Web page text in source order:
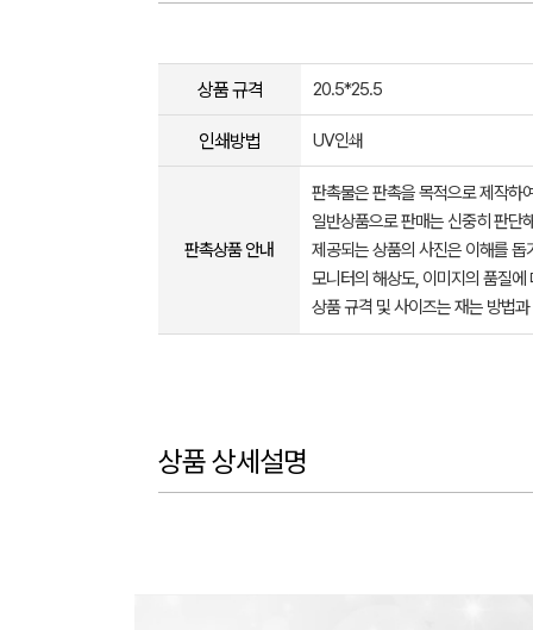
상품 규격 20.5*25.5
인쇄방법 UV인쇄
판촉상품 안내
판촉물은 판촉을 목적으로 제작하
일반상품으로 판매는 신중히 판단
제공되는 상품의 사진은 이해를
모니터의 해상도, 이미지의 품질
상품 규격 및 사이즈는 재는 방법
상품 상세설명